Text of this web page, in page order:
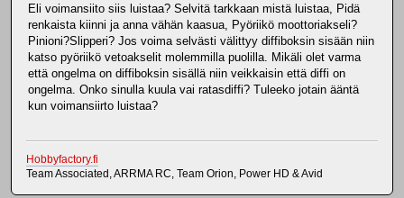
Eli voimansiito siis luistaa? Selvitä tarkkaan mistä luistaa, Pidä
renkaista kiinni ja anna vähän kaasua, Pyöriikö moottoriakseli?
Pinioni?Slipperi? Jos voima selvästi välittyy diffiboksin sisään niin
katso pyöriikö vetoakselit molemmilla puolilla. Mikäli olet varma
että ongelma on diffiboksin sisällä niin veikkaisin että diffi on
ongelma. Onko sinulla kuula vai ratasdiffi? Tuleeko jotain ääntä
kun voimansiirto luistaa?
Hobbyfactory.fi
Team Associated, ARRMA RC, Team Orion, Power HD & Avid